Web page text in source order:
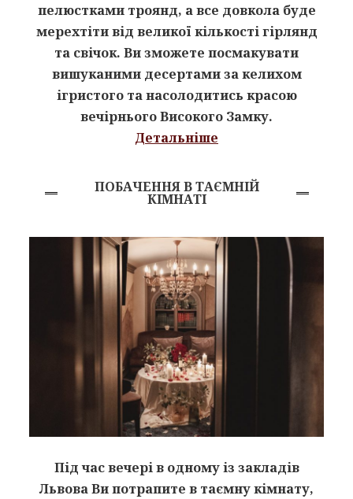
пелюстками троянд, а все довкола буде
мерехтіти від великої кількості гірлянд
та свічок. Ви зможете посмакувати
вишуканими десертами за келихом
ігристого та насолодитись красою
вечірнього Високого Замку.
Детальніше
ПОБАЧЕННЯ В ТАЄМНІЙ
КІМНАТІ
Під час вечері в одному із закладів
Львова Ви потрапите в таємну кімнату,